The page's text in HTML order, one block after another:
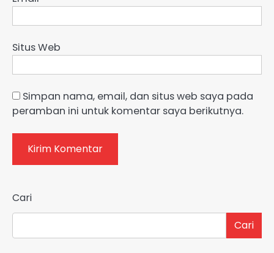
Situs Web
Simpan nama, email, dan situs web saya pada
peramban ini untuk komentar saya berikutnya.
Cari
Cari